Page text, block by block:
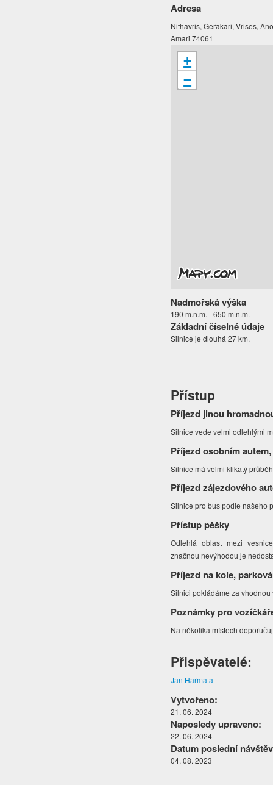
Adresa
Nithavris, Gerakari, Vrises,
Amari 74061
+
−
Nadmořská výška
190 m.n.m. - 650 m.n.m.
Základní číselné údaje
Silnice je dlouhá 27 km.
Přístup
Příjezd jinou
Silnice vede velmi odlehlými
Příjezd osobním
Silnice má velmi klikatý
Příjezd zájezdového
Silnice pro bus podle našeho
Přístup pěšky
Odlehlá oblast mezi
značnou nevýhodou je
Příjezd na kole,
Silnici pokládáme za vhodnou
Poznámky pro
Na několika místech doporuč
Přispěvatelé:
Jan Harmata
Vytvořeno:
21. 06. 2024
Naposledy upraveno:
22. 06. 2024
Datum poslední
04. 08. 2023